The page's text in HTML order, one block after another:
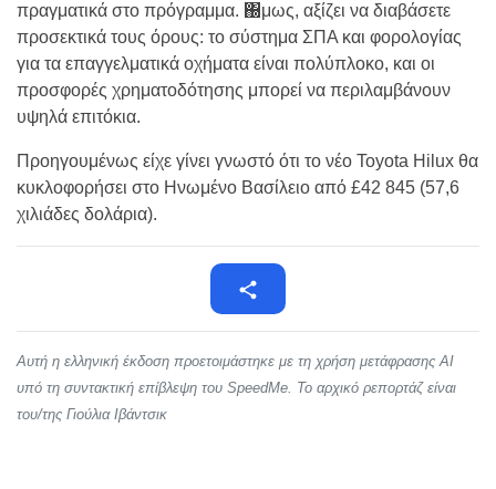
πραγματικά στο πρόγραμμα. ΀μως, αξίζει να διαβάσετε
προσεκτικά τους όρους: το σύστημα ΣΠΑ και φορολογίας
για τα επαγγελματικά οχήματα είναι πολύπλοκο, και οι
προσφορές χρηματοδότησης μπορεί να περιλαμβάνουν
υψηλά επιτόκια.
Προηγουμένως είχε γίνει γνωστό ότι το νέο Toyota Hilux θα
κυκλοφορήσει στο Ηνωμένο Βασίλειο από £42 845 (57,6
χιλιάδες δολάρια).
Αυτή η ελληνική έκδοση προετοιμάστηκε με τη χρήση μετάφρασης AI
υπό τη συντακτική επίβλεψη του SpeedMe. Το αρχικό ρεπορτάζ είναι
του/της Γιούλια Ιβάντσικ